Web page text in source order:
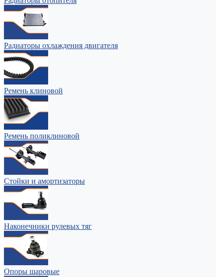
Радиаторы охлаждения двигателя
Ремень клиновой
Ремень поликлиновой
Стойки и амортизаторы
Наконечники рулевых тяг
Опоры шаровые